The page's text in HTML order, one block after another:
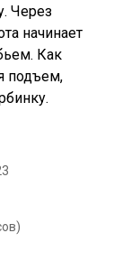
Через
начинает
Как
подъем,